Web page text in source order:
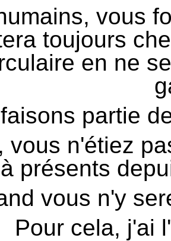
vous
toujours
en ne
partie
vous n'étiez
présents
vous n'y
Pour cela, j'ai